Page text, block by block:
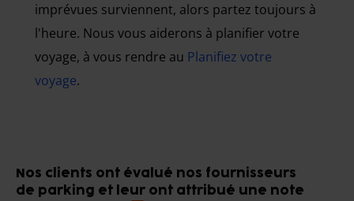
imprévues surviennent, alors partez toujours à
l'heure. Nous vous aiderons à planifier votre
voyage, à vous rendre au Planifiez votre
voyage.
Nos clients ont évalué nos fournisseurs
de parking et leur ont attribué une note